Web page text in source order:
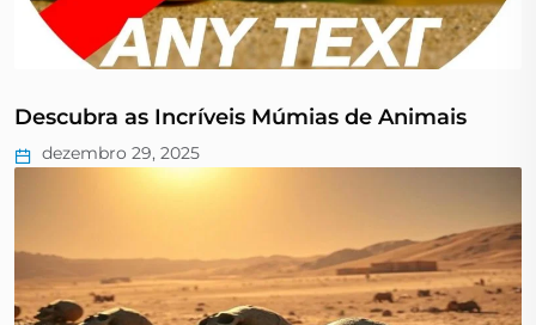
Descubra as Incríveis Múmias de Animais
dezembro 29, 2025